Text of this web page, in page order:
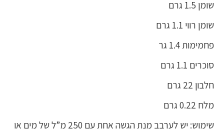
שומן 1.5 גרם
שומן רווי 1.1 גרם
פחמימות 1.4 גר
סוכרים 1.1 גרם
חלבון 22 גרם
מלח 0.22 גרם
שימוש: יש לערבב מנת הגשה אחת עם 250 מ”ל של מים או